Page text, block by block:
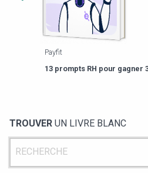
Payfit
13 prompts RH pour gagner
TROUVER UN LIVRE BLANC